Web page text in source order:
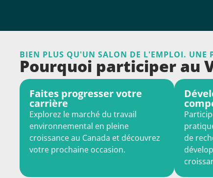
BIEN PLUS QU'UN SALON DE L'EMPLOI. UNE
Pourquoi participer au
Faites progresser votre
carrière
Explorez le marché du travail
environnemental en pleine
croissance au Canada et découvrez
votre prochaine occasion.
de